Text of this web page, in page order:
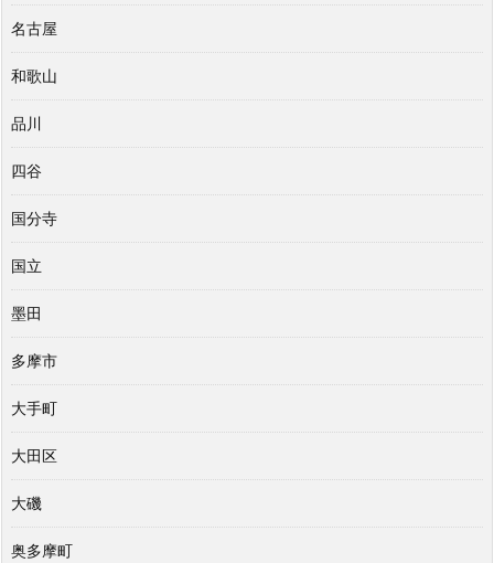
名古屋
和歌山
品川
四谷
国分寺
国立
墨田
多摩市
大手町
大田区
大磯
奥多摩町